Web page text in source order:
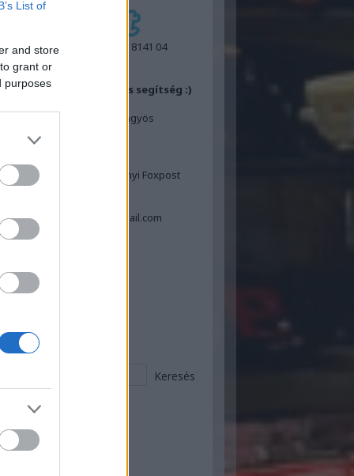
List of
and store
grant or
purposes
GB55 REVO 0099 7053 8141 04
felajánlásához egy kis segítség :)
Laposa Tamás 3200 Gyöngyös
és Hatvan valamennyi Foxpost
Email: tamas.laposa70@gmail.com
oldaldoboz
:)
ez történt itt :)